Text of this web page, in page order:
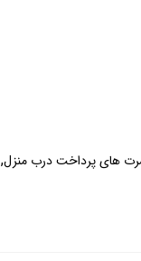
های پرداخت درب منزل,